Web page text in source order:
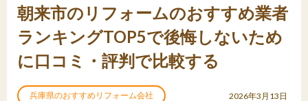
朝来市のリフォームのおすすめ業者
ランキングTOP5で後悔しないため
に口コミ・評判で比較する
兵庫県のおすすめリフォーム会社 2026年3月13日